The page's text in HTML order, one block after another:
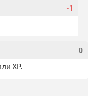
-1
0
XP.